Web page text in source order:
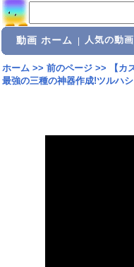
動画 ホーム 人気の動画
ホーム>> 前のページ>>
【カ
最強の三種の神器作成!ツルハ